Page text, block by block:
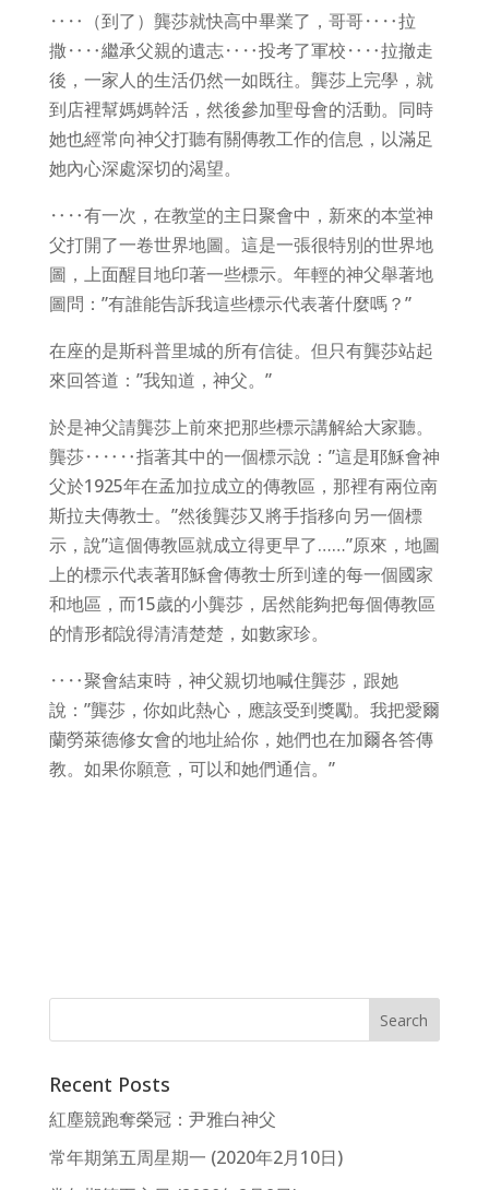
‥‥（到了）龔莎就快高中畢業了，哥哥‥‥拉
撒‥‥繼承父親的遺志‥‥投考了軍校‥‥拉撤走
後，一家人的生活仍然一如既往。龔莎上完學，就
到店裡幫媽媽幹活，然後參加聖母會的活動。同時
她也經常向神父打聽有關傳教工作的信息，以滿足
她內心深處深切的渴望。
‥‥有一次，在教堂的主日聚會中，新來的本堂神
父打開了一卷世界地圖。這是一張很特別的世界地
圖，上面醒目地印著一些標示。年輕的神父舉著地
圖問：”有誰能告訴我這些標示代表著什麼嗎？”
在座的是斯科普里城的所有信徒。但只有龔莎站起
來回答道：”我知道，神父。”
於是神父請龔莎上前來把那些標示講解給大家聽。
龔莎‥‥‥指著其中的一個標示說：”這是耶穌會神
父於1925年在孟加拉成立的傳教區，那裡有兩位南
斯拉夫傳教士。”然後龔莎又將手指移向另一個標
示，說”這個傳教區就成立得更早了……”原來，地圖
上的標示代表著耶穌會傳教士所到達的每一個國家
和地區，而15歲的小龔莎，居然能夠把每個傳教區
的情形都說得清清楚楚，如數家珍。
‥‥聚會結束時，神父親切地喊住龔莎，跟她
說：”龔莎，你如此熱心，應該受到獎勵。我把愛爾
蘭勞萊德修女會的地址給你，她們也在加爾各答傳
教。如果你願意，可以和她們通信。”
Recent Posts
紅塵競跑奪榮冠：尹雅白神父
常年期第五周星期一 (2020年2月10日)